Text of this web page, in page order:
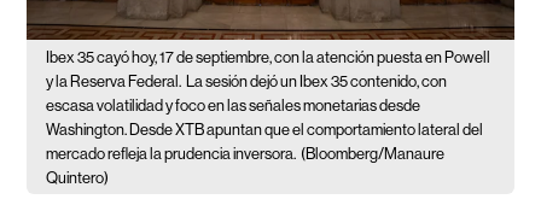
Ibex 35 cayó hoy, 17 de septiembre, con la atención puesta en Powell
y la Reserva Federal.
La sesión dejó un Ibex 35 contenido, con
escasa volatilidad y foco en las señales monetarias desde
Washington. Desde XTB apuntan que el comportamiento lateral del
mercado refleja la prudencia inversora. (Bloomberg/Manaure
Quintero)